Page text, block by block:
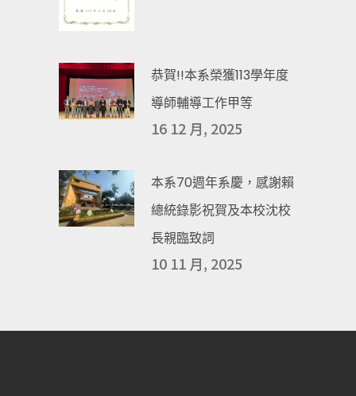
恭賀!!本系榮獲113學年度
導師輔導工作甲等
16 12 月, 2025
本系70週年系慶，感謝賴
總統錄影祝賀及本校沈校
長親臨致詞
10 11 月, 2025